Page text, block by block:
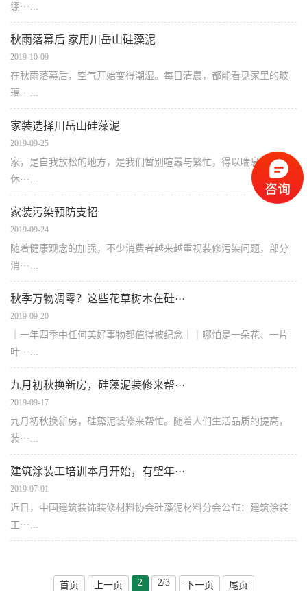
绷···...
秋雨落幕后 家用川岳山硅藻泥
2019-10-09
在秋雨落幕后，空气开始变得潮湿。每日清晨，都能看见家里的玻
璃···...
家装选择川岳山硅藻泥
2019-09-25
家，是自我放松的地方，是我们暂别喧嚣与繁忙，得以喘息，得以
休···...
家装污染预防支招
2019-09-24
随着健康观念的加强，不少消费者越来越重视装修污染问题，部分
消···...
秋季万物凋零？这些花草树木在硅···
2019-09-20
｜一年四季中任何美好事物都值得被纪念｜｜哪怕是一朵花、一片
叶···...
九月初秋换新房，硅藻泥装修来帮···
2019-09-17
九月初秋换新房，硅藻泥装修来帮忙。随着人们生活品质的提高，
装···...
建筑涂装工培训本月开始，有望年···
2019-07-01
近日，中国建筑装饰装修材料协会硅藻泥材料分会公布：建筑涂装
工···...
首页 上一页 2 2/3 下一页 尾页